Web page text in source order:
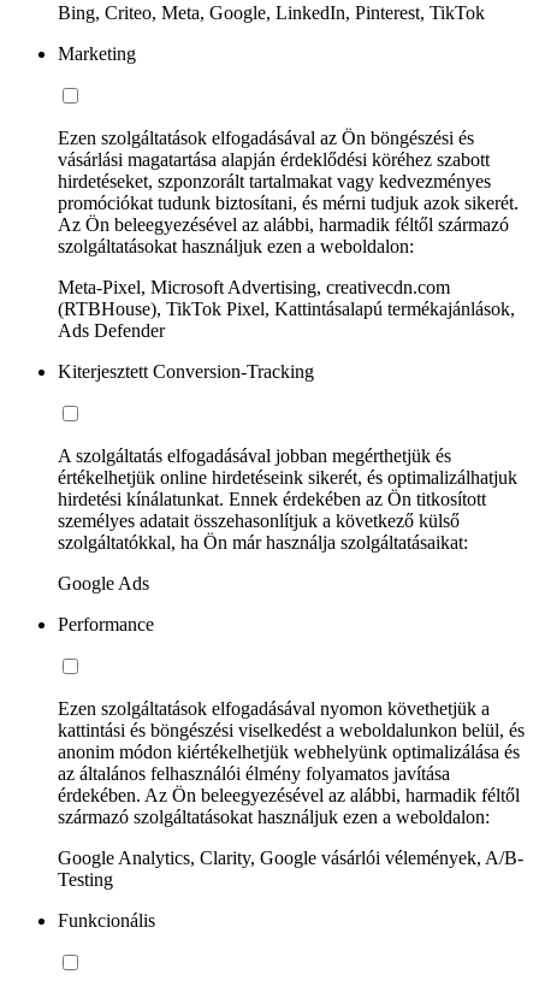
Bing, Criteo, Meta, Google, LinkedIn, Pinterest, TikTok
Marketing
Ezen szolgáltatások elfogadásával az Ön böngészési és
vásárlási magatartása alapján érdeklődési köréhez szabott
hirdetéseket, szponzorált tartalmakat vagy kedvezményes
promóciókat tudunk biztosítani, és mérni tudjuk azok sikerét.
Az Ön beleegyezésével az alábbi, harmadik féltől származó
szolgáltatásokat használjuk ezen a weboldalon:
Meta-Pixel, Microsoft Advertising, creativecdn.com
(RTBHouse), TikTok Pixel, Kattintásalapú termékajánlások,
Ads Defender
Kiterjesztett Conversion-Tracking
A szolgáltatás elfogadásával jobban megérthetjük és
értékelhetjük online hirdetéseink sikerét, és optimalizálhatjuk
hirdetési kínálatunkat. Ennek érdekében az Ön titkosított
személyes adatait összehasonlítjuk a következő külső
szolgáltatókkal, ha Ön már használja szolgáltatásaikat:
Google Ads
Performance
Ezen szolgáltatások elfogadásával nyomon követhetjük a
kattintási és böngészési viselkedést a weboldalunkon belül, és
anonim módon kiértékelhetjük webhelyünk optimalizálása és
az általános felhasználói élmény folyamatos javítása
érdekében. Az Ön beleegyezésével az alábbi, harmadik féltől
származó szolgáltatásokat használjuk ezen a weboldalon:
Google Analytics, Clarity, Google vásárlói vélemények, A/B-
Testing
Funkcionális